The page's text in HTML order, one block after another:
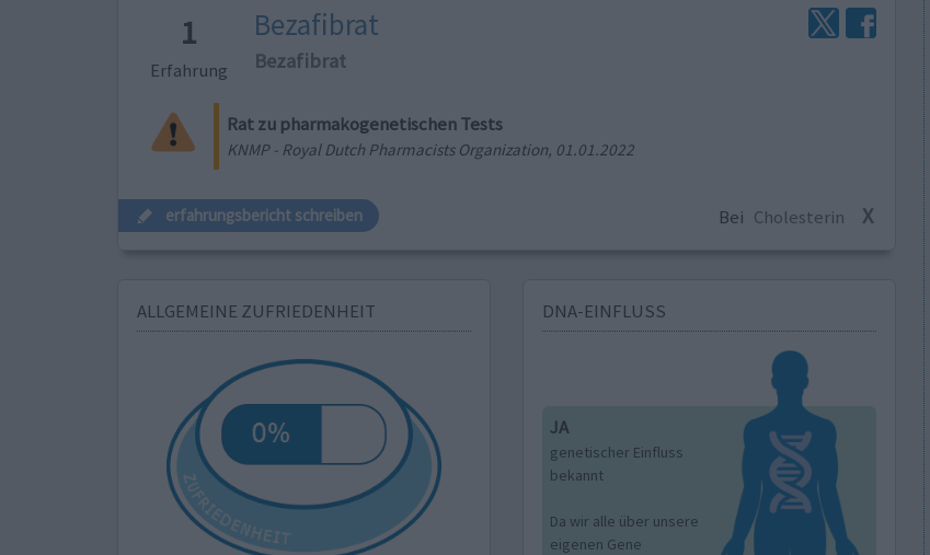
1
Erfahrung
Bezafibrat
Bezafibrat
Rat zu pharmakogenetischen Tests
KNMP - Royal Dutch Pharmacists Organization, 01.01.2022
erfahrungsbericht schreiben Bei Cholesterin X
ALLGEMEINE ZUFRIEDENHEIT DNA-EINFLUSS
JA
genetischer Einfluss
bekannt
Da wir alle über unsere
eigenen Gene